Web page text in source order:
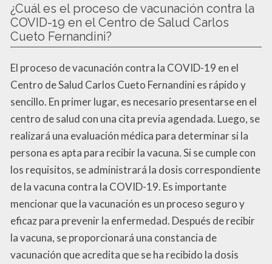
¿Cuál es el proceso de vacunación contra la
COVID-19 en el Centro de Salud Carlos
Cueto Fernandini?
El proceso de vacunación contra la COVID-19 en el
Centro de Salud Carlos Cueto Fernandini es rápido y
sencillo. En primer lugar, es necesario presentarse en el
centro de salud con una cita previa agendada. Luego, se
realizará una evaluación médica para determinar si la
persona es apta para recibir la vacuna. Si se cumple con
los requisitos, se administrará la dosis correspondiente
de la vacuna contra la COVID-19. Es importante
mencionar que la vacunación es un proceso seguro y
eficaz para prevenir la enfermedad. Después de recibir
la vacuna, se proporcionará una constancia de
vacunación que acredita que se ha recibido la dosis